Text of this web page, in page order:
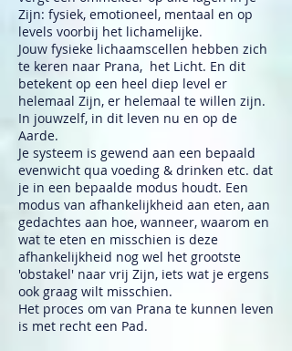
Zijn: fysiek, emotioneel, mentaal en op
levels voorbij het lichamelijke.
Jouw fysieke lichaamscellen hebben zich
te keren naar Prana, het Licht. En dit
betekent op een heel diep level er
helemaal Zijn, er helemaal te willen zijn.
In jouwzelf, in dit leven nu en op de
Aarde.
Je systeem is gewend aan een bepaald
evenwicht qua voeding & drinken etc. dat
je in een bepaalde modus houdt. Een
modus van afhankelijkheid aan eten, aan
gedachtes aan hoe, wanneer, waarom en
wat te eten en misschien is deze
afhankelijkheid nog wel het grootste
'obstakel' naar vrij Zijn, iets wat je ergens
ook graag wilt misschien.
Het proces om van Prana te kunnen leven
is met recht een Pad.